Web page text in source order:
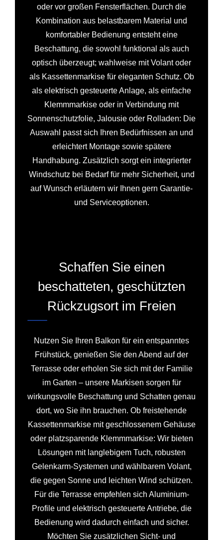
oder vor großen Fensterflächen. Durch die
Kombination aus belastbarem Material und
komfortabler Bedienung entsteht eine
Beschattung, die sowohl funktional als auch
optisch überzeugt; wahlweise mit Volant oder
als Kassettenmarkise für eleganten Schutz. Ob
als elektrisch gesteuerte Anlage, als einfache
Klemmmarkise oder in Verbindung mit
Sonnenschutzfolie, Jalousie oder Rolladen: Die
Auswahl passt sich Ihren Bedürfnissen an und
erleichtert Montage sowie spätere
Handhabung. Zusätzlich sorgt ein integrierter
Windschutz bei Bedarf für mehr Sicherheit, und
auf Wunsch erläutern wir Ihnen gern Garantie-
und Serviceoptionen.
Schaffen Sie einen
beschatteten, geschützten
Rückzugsort im Freien
Nutzen Sie Ihren Balkon für ein entspanntes
Frühstück, genießen Sie den Abend auf der
Terrasse oder erholen Sie sich mit der Familie
im Garten – unsere Markisen sorgen für
wirkungsvolle Beschattung und Schatten genau
dort, wo Sie ihn brauchen. Ob freistehende
Kassettenmarkise mit geschlossenem Gehäuse
oder platzsparende Klemmmarkise: Wir bieten
Lösungen mit langlebigem Tuch, robusten
Gelenkarm-Systemen und wählbarem Volant,
die gegen Sonne und leichten Wind schützen.
Für die Terrasse empfehlen sich Aluminium-
Profile und elektrisch gesteuerte Antriebe, die
Bedienung wird dadurch einfach und sicher.
Möchten Sie zusätzlichen Sicht- und